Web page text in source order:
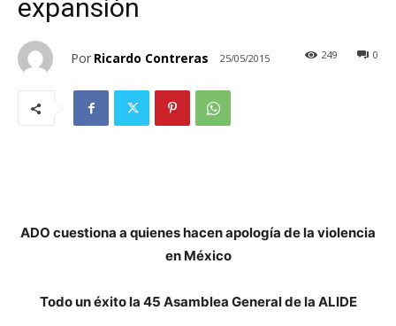
expansión
Por Ricardo Contreras 25/05/2015 0
249
ADO cuestiona a quienes hacen apología de la violencia
en México
Todo un éxito la 45 Asamblea General de la ALIDE